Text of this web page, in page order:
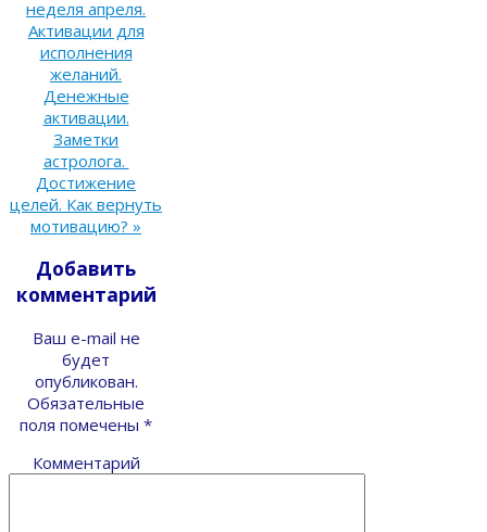
неделя апреля.
Активации для
исполнения
желаний.
Денежные
активации.
Заметки
астролога.
Достижение
целей. Как вернуть
мотивацию? »
Добавить
комментарий
Ваш e-mail не
будет
опубликован.
Обязательные
поля помечены *
Комментарий